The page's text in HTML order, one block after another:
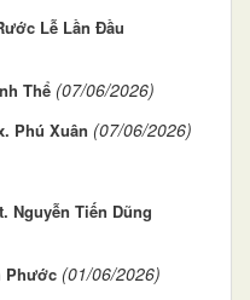
Lễ Lần Đầu
Thể (07/06/2026)
Phú Xuân (07/06/2026)
Nguyễn Tiến Dũng
Phước (01/06/2026)